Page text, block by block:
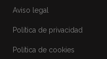
Aviso legal
Política de privacidad
Política de cookies